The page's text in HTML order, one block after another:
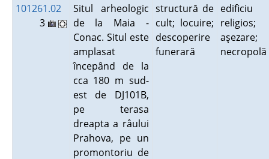
101261.02
3
Situl arheologic
de la Maia -
Conac. Situl este
amplasat
începând de la
cca 180 m sud-
est de DJ101B,
pe terasa
dreapta a râului
Prahova, pe un
promontoriu de
structură de
cult; locuire;
descoperire
funerară
edificiu
religios;
aşezare;